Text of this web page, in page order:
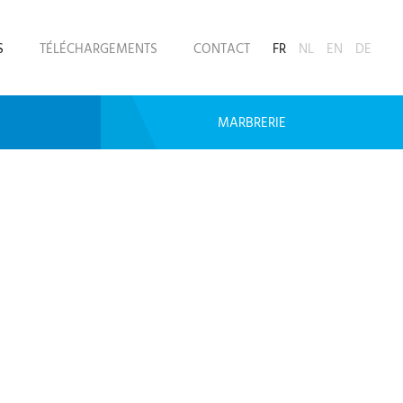
TÉLÉCHARGEMENTS CONTACT
MARBRERIE
FR NL EN DE